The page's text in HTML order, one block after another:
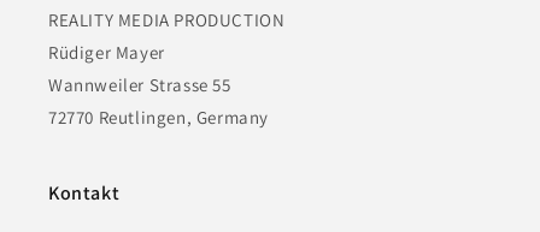
REALITY MEDIA PRODUCTION
Rüdiger Mayer
Wannweiler Strasse 55
72770 Reutlingen, Germany
Kontakt